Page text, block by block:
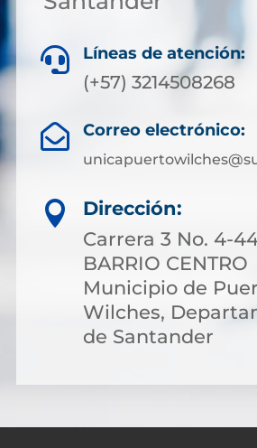
 Líneas de atención:
(+57) 3214508268
 Correo electrónico:

Dirección:
Carrera 3 No. 4-
BARRIO CENTRO
Municipio de
Wilches,
de Santander